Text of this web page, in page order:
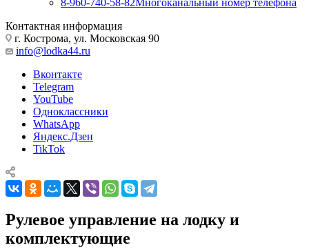
8-960-740-58-82Многоканальный номер телефона
Контактная информация
г. Кострома, ул. Московская 90
info@lodka44.ru
Вконтакте
Telegram
YouTube
Одноклассники
WhatsApp
Яндекс.Дзен
TikTok
Рулевое управление на лодку и
комплектующие